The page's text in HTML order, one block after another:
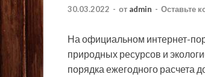
30.03.2022 - от admin - Оставьте
На официальном интернет-
природных ресурсов и
порядка ежегодного расчета